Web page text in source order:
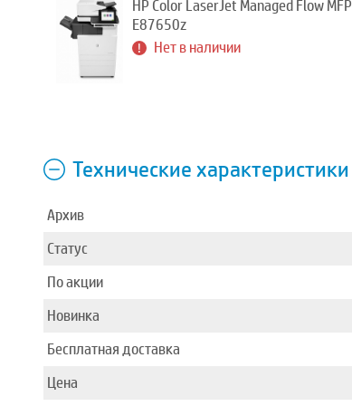
HP Color LaserJet Managed Flow MFP
E87650z
Нет в наличии
Технические характеристики
Архив
Статус
По акции
Новинка
Бесплатная доставка
Цена